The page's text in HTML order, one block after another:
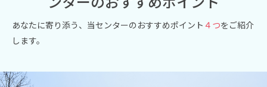
あなたに寄り添う、当センターのおすすめポイント ４つをご紹介
します。